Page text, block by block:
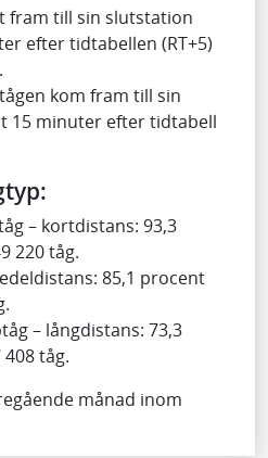
fram till sin slutstation
efter tidtabellen (RT+5)
kom fram till sin
15 minuter efter tidtabell
– kortdistans: 93,3
220 tåg.
85,1 procent
– långdistans: 73,3
tåg.
månad inom